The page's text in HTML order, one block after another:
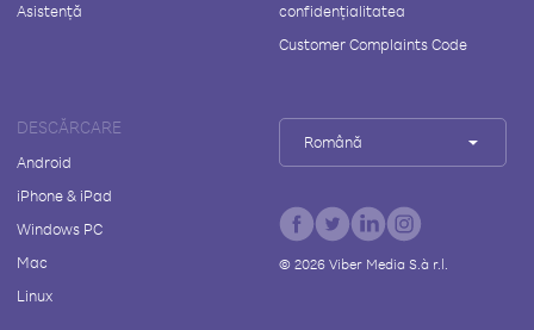
Asistență
confidențialitatea
Customer Complaints Code
DESCĂRCARE
Android
iPhone & iPad
Windows PC
Mac
Linux
Română
© 2026Viber Media S.à r.l.